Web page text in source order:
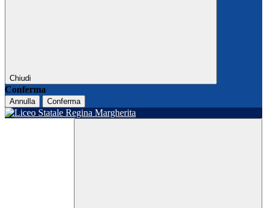
Chiudi
Conferma
Annulla Conferma